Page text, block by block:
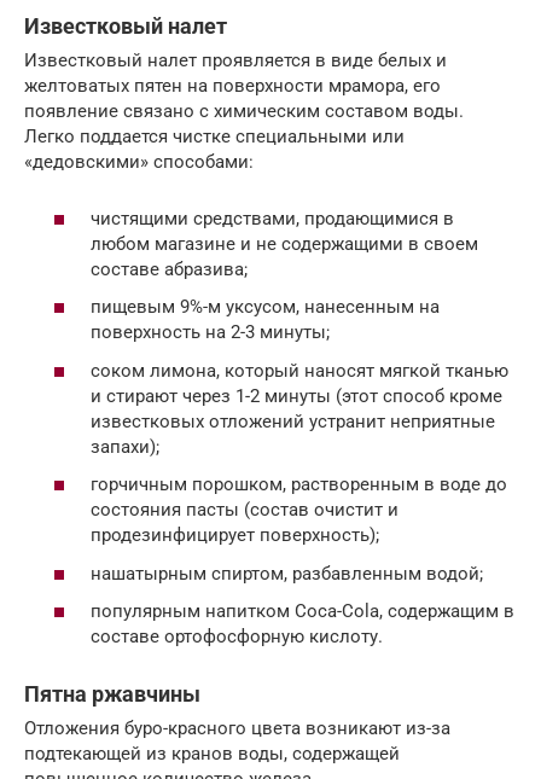
Известковый налет
Известковый налет проявляется в виде белых и
желтоватых пятен на поверхности мрамора, его
появление связано с химическим составом воды.
Легко поддается чистке специальными или
«дедовскими» способами:
чистящими средствами, продающимися в
любом магазине и не содержащими в своем
составе абразива;
пищевым 9%-м уксусом, нанесенным на
поверхность на 2-3 минуты;
соком лимона, который наносят мягкой тканью
и стирают через 1-2 минуты (этот способ кроме
известковых отложений устранит неприятные
запахи);
горчичным порошком, растворенным в воде до
состояния пасты (состав очистит и
продезинфицирует поверхность);
нашатырным спиртом, разбавленным водой;
популярным напитком Coca-Cola, содержащим в
составе ортофосфорную кислоту.
Пятна ржавчины
Отложения буро-красного цвета возникают из-за
подтекающей из кранов воды, содержащей